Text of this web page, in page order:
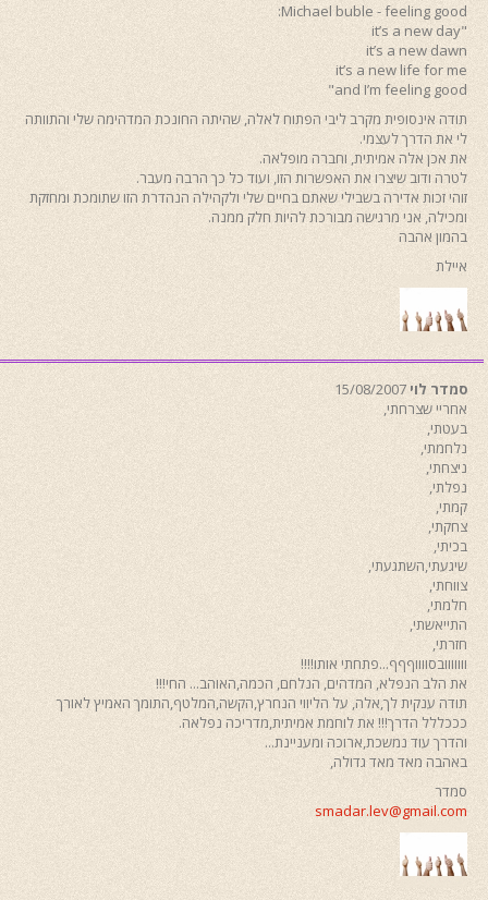
Michael buble - feeling good:
"it’s a new day
it’s a new dawn
it’s a new life for me
and I’m feeling good"
תודה אינסופית מקרב ליבי הפתוח לאלה, שהיתה החונכת המדהימה שלי והתוותה
לי את הדרך לעצמי.
את אכן אלה אמיתית, וחברה מופלאה.
לטרה ודוב שיצרו את האפשרות הזו, ועוד כל כך הרבה מעבר.
זוהי זכות אדירה בשבילי שאתם בחיים שלי ולקהילה הנהדרת הזו שתומכת ומחזקת
ומכילה, אני מרגישה מבורכת להיות חלק ממנה.
בהמון אהבה
איילת
סמדר לוי 15/08/2007
אחריי שצרחתי,
בעטתי,
נלחמתי,
ניצחתי,
נפלתי,
קמתי,
צחקתי,
בכיתי,
שיגעתי,השתגעתי,
צווחתי,
חלמתי,
התייאשתי,
חזרתי,
ווווווובסווווףףף...פתחתי אותו!!!!
את הלב הנפלא, המדהים, הנלחם, הכמה,האוהב... החי!!!
תודה ענקית לך,אלה, על הליווי הנחרץ,הקשה,המלטף,התומך האמיץ לאורך
כככללל הדרך!!! את לוחמת אמיתית,מדריכה נפלאה.
והדרך עוד נמשכת,ארוכה ומעניינת...
באהבה מאד מאד גדולה,
סמדר
smadar.lev@gmail.com